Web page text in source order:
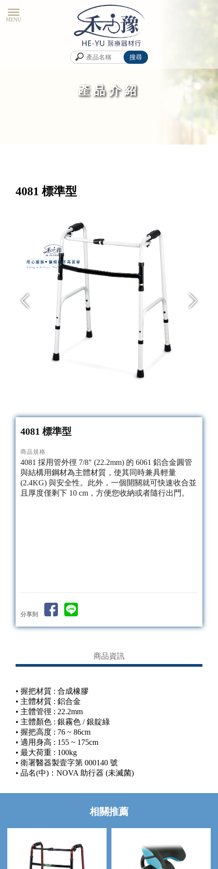
產品介紹
4081 標準型
4081 標準型
商品規格
4081 採用管外徑 7/8" (22.2mm) 的 6061 鋁合金圓管
與結構用鋼材為主體材質，使其同時兼具輕量
(2.4KG) 與安全性。此外，一個開關就可快速收合並
且厚度僅剩下 10 cm，方便您收納或者隨行出門。
分享到
商品資訊
• 握把材質 : 合成橡膠
• 主體材質 : 鋁合金
• 主體管徑 : 22.2mm
• 主體顏色 : 銀霧色 / 銀靛綠
• 握把高度 : 76 ~ 86cm
• 適用身高 : 155 ~ 175cm
• 最大荷重 : 100kg
• 衛署醫器製壹字第 000140 號
• 品名(中)：NOVA 助行器 (未滅菌)